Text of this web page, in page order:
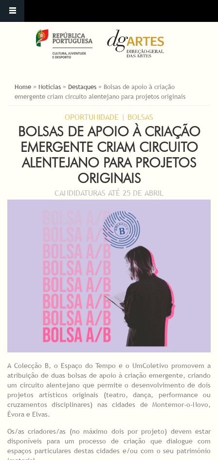
YOU ARE HERE
Home » Notícias » Destaques » Bolsas de apoio à criação
emergente criam circuito alentejano para projetos originais
OPORTUNIDADE | BOLSAS
BOLSAS DE APOIO À CRIAÇÃO
EMERGENTE CRIAM CIRCUITO
ALENTEJANO PARA PROJETOS
ORIGINAIS
CANDIDATURAS ATÉ 25 DE ABRIL
A Colecção B, o Espaço do Tempo e o UmColetivo promovem a
atribuição de duas bolsas de apoio à criação emergente, criando
um circuito alentejano que permite o desenvolvimento de dois
projetos artísticos originais (teatro, dança, performance ou
cruzamentos disciplinares) nas cidades de Montemor-o-Novo,
Évora e Elvas.
Os/as criadores/as (no máximo dois por projeto) devem estar
disponíveis para um processo de criação que dialogue com
espaços particulares destas cidades e/ou com o seu património